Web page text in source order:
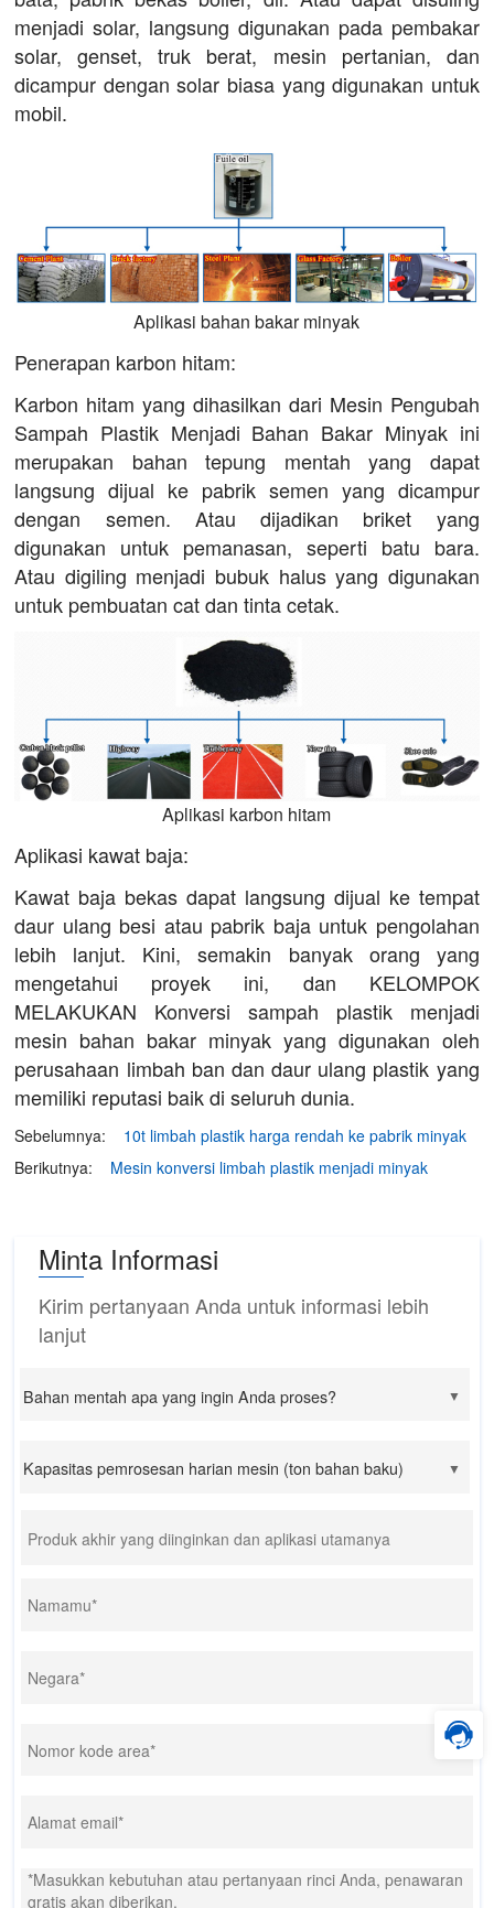
menjadi solar, langsung digunakan pada pembakar
solar, genset, truk berat, mesin pertanian, dan
dicampur dengan solar biasa yang digunakan untuk
mobil.
Aplikasi bahan bakar minyak
Penerapan karbon hitam:
Karbon hitam yang dihasilkan dari Mesin Pengubah
Sampah Plastik Menjadi Bahan Bakar Minyak ini
merupakan bahan tepung mentah yang dapat
langsung dijual ke pabrik semen yang dicampur
dengan semen. Atau dijadikan briket yang
digunakan untuk pemanasan, seperti batu bara.
Atau digiling menjadi bubuk halus yang digunakan
untuk pembuatan cat dan tinta cetak.
Aplikasi karbon hitam
Aplikasi kawat baja:
Kawat baja bekas dapat langsung dijual ke tempat
daur ulang besi atau pabrik baja untuk pengolahan
lebih lanjut. Kini, semakin banyak orang yang
mengetahui proyek ini, dan KELOMPOK
MELAKUKAN Konversi sampah plastik menjadi
mesin bahan bakar minyak yang digunakan oleh
perusahaan limbah ban dan daur ulang plastik yang
memiliki reputasi baik di seluruh dunia.
Sebelumnya:
10t limbah plastik harga rendah ke pabrik minyak
Berikutnya:
Mesin konversi limbah plastik menjadi minyak
Minta Informasi
Kirim pertanyaan Anda untuk informasi lebih
lanjut